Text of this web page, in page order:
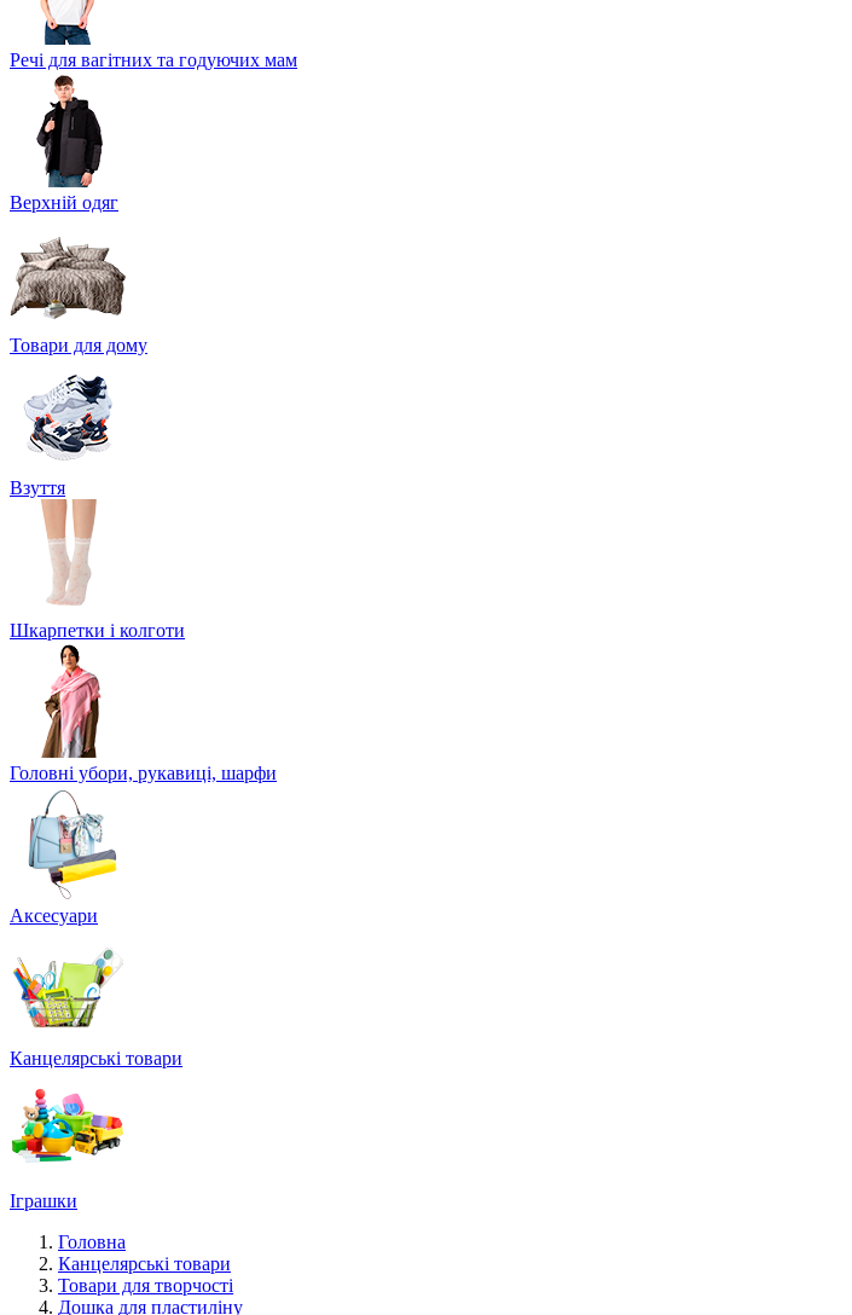
Речі для вагітних та годуючих мам
Верхній одяг
Товари для дому
Взуття
Шкарпетки і колготи
Головні убори, рукавиці, шарфи
Аксесуари
Канцелярські товари
Іграшки
Головна
Канцелярські товари
Товари для творчості
Дошка для пластиліну